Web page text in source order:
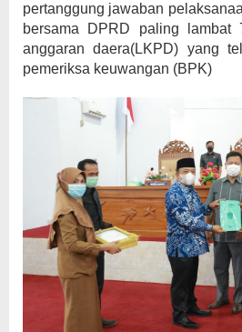
pertanggung jawaban
bersama DPRD paling lambat
anggaran daera(LKPD) yang
pemeriksa keuwangan (BPK)